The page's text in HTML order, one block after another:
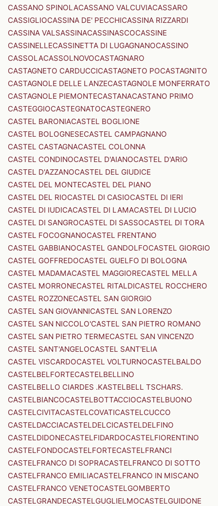
CASSANO SPINOLACASSANO VALCUVIACASSARO
CASSIGLIOCASSINA DE' PECCHICASSINA RIZZARDI
CASSINA VALSASSINACASSINASCOCASSINE
CASSINELLECASSINETTA DI LUGAGNANOCASSINO
CASSOLACASSOLNOVOCASTAGNARO
CASTAGNETO CARDUCCICASTAGNETO POCASTAGNITO
CASTAGNOLE DELLE LANZECASTAGNOLE MONFERRATO
CASTAGNOLE PIEMONTECASTANACASTANO PRIMO
CASTEGGIOCASTEGNATOCASTEGNERO
CASTEL BARONIACASTEL BOGLIONE
CASTEL BOLOGNESECASTEL CAMPAGNANO
CASTEL CASTAGNACASTEL COLONNA
CASTEL CONDINOCASTEL D'AIANOCASTEL D'ARIO
CASTEL D'AZZANOCASTEL DEL GIUDICE
CASTEL DEL MONTECASTEL DEL PIANO
CASTEL DEL RIOCASTEL DI CASIOCASTEL DI IERI
CASTEL DI IUDICACASTEL DI LAMACASTEL DI LUCIO
CASTEL DI SANGROCASTEL DI SASSOCASTEL DI TORA
CASTEL FOCOGNANOCASTEL FRENTANO
CASTEL GABBIANOCASTEL GANDOLFOCASTEL GIORGIO
CASTEL GOFFREDOCASTEL GUELFO DI BOLOGNA
CASTEL MADAMACASTEL MAGGIORECASTEL MELLA
CASTEL MORRONECASTEL RITALDICASTEL ROCCHERO
CASTEL ROZZONECASTEL SAN GIORGIO
CASTEL SAN GIOVANNICASTEL SAN LORENZO
CASTEL SAN NICCOLO'CASTEL SAN PIETRO ROMANO
CASTEL SAN PIETRO TERMECASTEL SAN VINCENZO
CASTEL SANT'ANGELOCASTEL SANT'ELIA
CASTEL VISCARDOCASTEL VOLTURNOCASTELBALDO
CASTELBELFORTECASTELBELLINO
CASTELBELLO CIARDES .KASTELBELL TSCHARS.
CASTELBIANCOCASTELBOTTACCIOCASTELBUONO
CASTELCIVITACASTELCOVATICASTELCUCCO
CASTELDACCIACASTELDELCICASTELDELFINO
CASTELDIDONECASTELFIDARDOCASTELFIORENTINO
CASTELFONDOCASTELFORTECASTELFRANCI
CASTELFRANCO DI SOPRACASTELFRANCO DI SOTTO
CASTELFRANCO EMILIACASTELFRANCO IN MISCANO
CASTELFRANCO VENETOCASTELGOMBERTO
CASTELGRANDECASTELGUGLIELMOCASTELGUIDONE